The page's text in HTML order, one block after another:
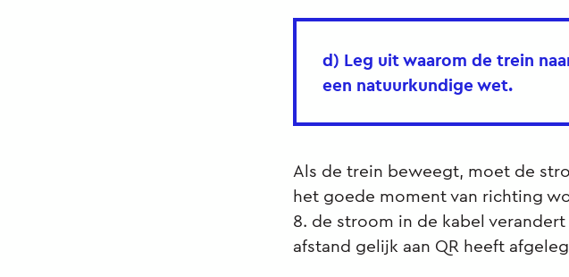
d) Leg uit waarom de trein
een natuurkundige wet.
Als de trein beweegt, moet de
het goede moment van richting
8. de stroom in de kabel
afstand gelijk aan QR heeft